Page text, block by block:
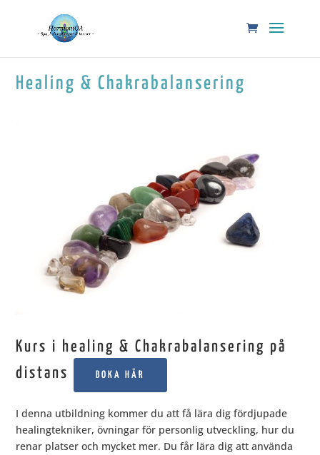
Healing & Chakrabalansering
Kurs i healing & Chakrabalansering på
distans
BOKA HÄR
I denna utbildning kommer du att få lära dig fördjupade
healingtekniker, övningar för personlig utveckling, hur du
renar platser och mycket mer. Du får lära dig att använda